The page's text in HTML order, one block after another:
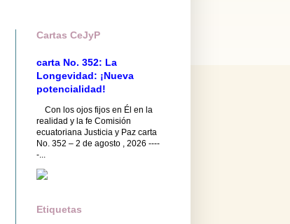
Cartas CeJyP
carta No. 352: La
Longevidad: ¡Nueva
potencialidad!
Con los ojos fijos en Él en la
realidad y la fe Comisión
ecuatoriana Justicia y Paz carta
No. 352 – 2 de agosto , 2026 ----
-...
Etiquetas